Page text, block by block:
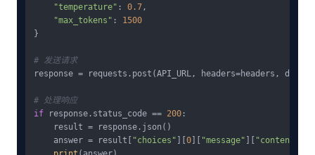
"temperature" : 0.7,
"max_tokens" : 1500
}
# 发送请求
response = requests.post(API_URL, headers=headers,
# 处理响应
if response.status_code == 200 :
    result = response.json()
    answer = result[
"choices" 0 "message" "content"